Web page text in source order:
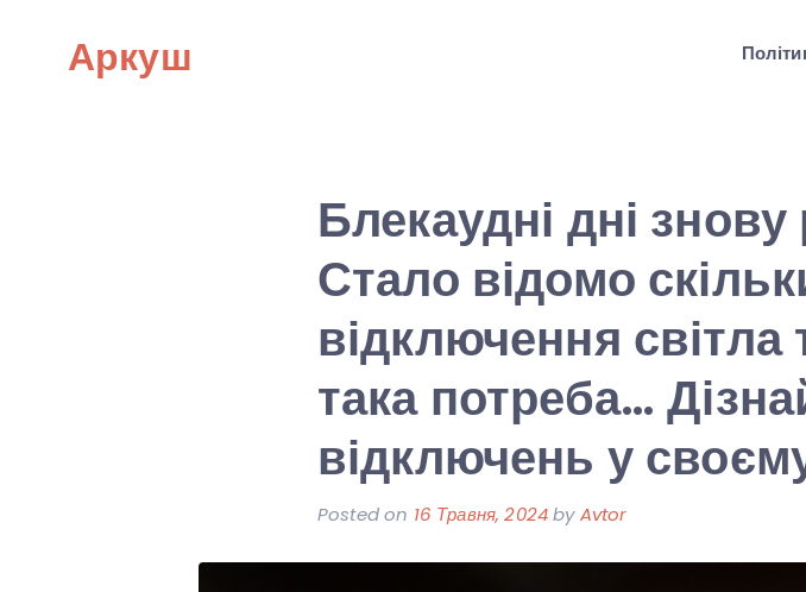
Аркуш
Блекаудні дні
Стало відомо
відключення
така потреба…
відключень у
Posted on 16 Травня, 2024byAvtor